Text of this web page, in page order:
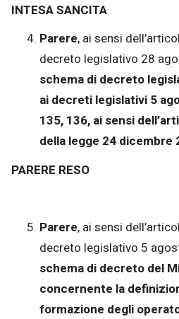
INTESA SANCITA
Parere, ai sensi
decreto legislativo 28
schema di decreto
ai decreti legislativi 5
135, 136, ai sensi
della legge 24 dicembre
PARERE RESO
Parere, ai sensi
decreto legislativo 5
schema di decreto del
concernente la
formazione degli